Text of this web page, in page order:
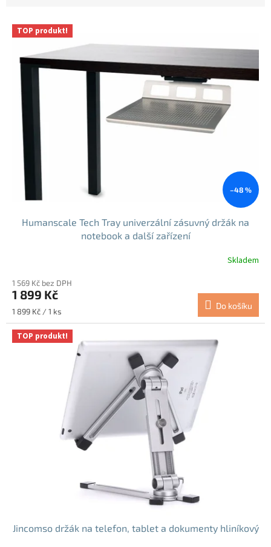
V TOP produkt!
–48 %
Humanscale Tech Tray univerzální zásuvný držák na
notebook a další zařízení
produktu
je
4,0
5
hvězdiček.
Skladem
1 569 Kč bez DPH
1 899 Kč
Měrná
cena:
1 899 Kč / 1 ks
Do košíku
TOP produkt!
Jincomso držák na telefon, tablet a dokumenty hliníkový